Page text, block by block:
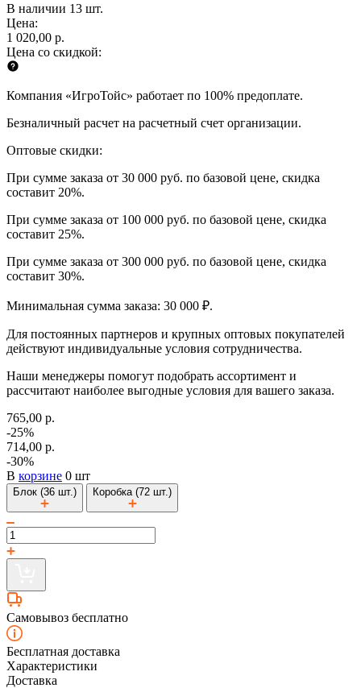
В наличии 13 шт.
Цена:
1 020,00 р.
Цена со скидкой:
Компания «ИгроТойс» работает по 100% предоплате.
Безналичный расчет на расчетный счет организации.
Оптовые скидки:
При сумме заказа от 30 000 руб. по базовой цене, скидка
составит 20%.
При сумме заказа от 100 000 руб. по базовой цене, скидка
составит 25%.
При сумме заказа от 300 000 руб. по базовой цене, скидка
составит 30%.
Минимальная сумма заказа: 30 000 ₽.
Для постоянных партнеров и крупных оптовых покупателей
действуют индивидуальные условия сотрудничества.
Наши менеджеры помогут подобрать ассортимент и
рассчитают наиболее выгодные условия для вашего заказа.
765,00 р.
-25%
714,00 р.
-30%
В корзине 0 шт
Блок (36 шт.) Коробка (72 шт.)
Самовывоз бесплатно
Бесплатная доставка
Характеристики
Доставка